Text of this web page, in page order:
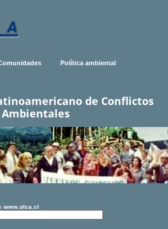
Política ambiental
de Conflictos
Ambientales
www.olca.cl